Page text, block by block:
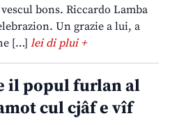
bons. Riccardo Lamba
Un grazie a lui, a
[…] lei di plui +
il popul furlan al
cul cjâf e vîf